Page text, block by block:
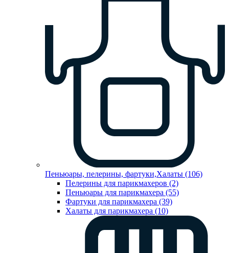
Пеньюары, пелерины, фартуки,Халаты (106)
Пелерины для парикмахеров (2)
Пеньюары для парикмахера (55)
Фартуки для парикмахера (39)
Халаты для парикмахера (10)